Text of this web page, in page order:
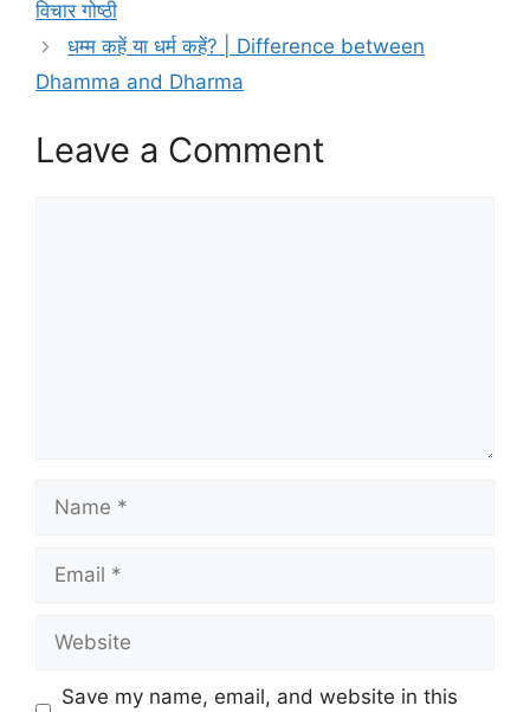
विचार गोष्ठी
धम्म कहें या धर्म कहें? | Difference between
Dhamma and Dharma
Leave a Comment
Save my name, email, and website in this